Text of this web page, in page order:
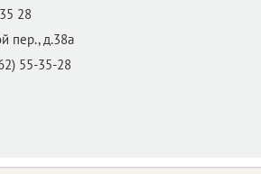
28
пер., д.38а
55-35-28